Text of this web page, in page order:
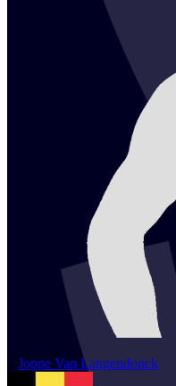
2 Joppe Van Langendonck